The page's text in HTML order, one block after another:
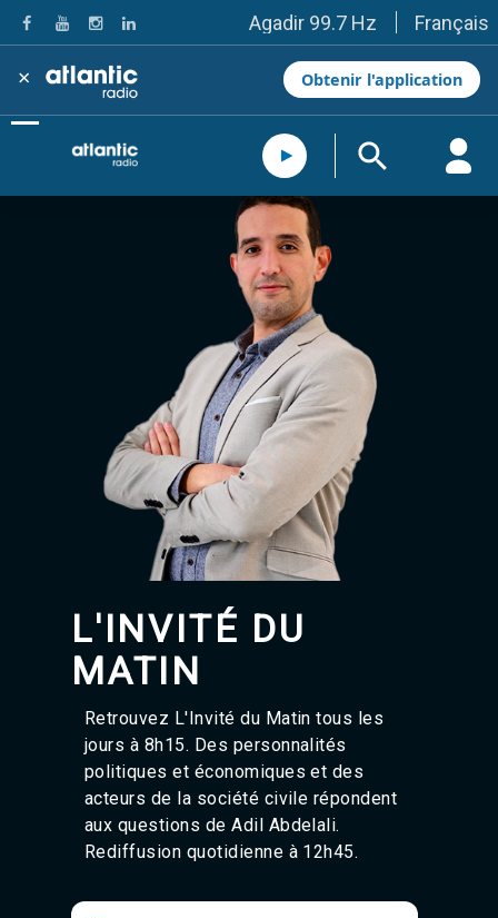
Agadir 99.7 Hz
Tanger 103.3 Hz
Tétouan 87.8 Hz
Fès 98.8 Hz
Meknès 97.2 Hz
El Jadida 97.3
Settat 104,6
Essaouira 96.6
Safi 92.3
Taza 103.0
Taounate 95.6
Tiznit 103.1
SkhourRhamna 92.2
Taroudant 104.9
Guelmim 91.9
Tan-Tan 95.2
Tafraout 104.9
Casablanca 92.5 Hz
Rabat, Salé 106.9 Hz
Marrakech 90.5 Hz
Agadir 99.7 Hz
Tanger 103.3 Hz
Tétouan 87.8 Hz
Fès 98.8 Hz
Meknès 97.2 Hz
El Jadida 97.3
Safi 92.3
Taza 103.0
Taounate 95.6
Tiznit 103.1
SkhourRhamna 92.2
Taroudant 104.9
Guelmim 91.9
Français
× Obtenir l'application
L'INVITÉ DU
MATIN
Retrouvez L'Invité du Matin tous les
jours à 8h15. Des personnalités
politiques et économiques et des
acteurs de la société civile répondent
aux questions deAdil Abdelali.
Rediffusion quotidienne à 12h45.